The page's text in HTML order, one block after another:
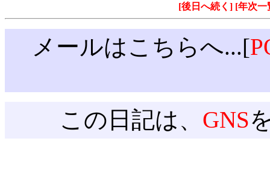
[後日へ続く] [年次一
メールはこちらへ...[
この日記は、 GNS